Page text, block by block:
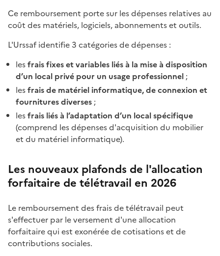
Ce remboursement porte sur les dépenses relatives au
coût des matériels, logiciels, abonnements et outils.
L'Urssaf identifie 3 catégories de dépenses :
lesfrais fixes et variables liés à la mise à disposition
d’un local privé pour un usage professionnel ;
lesfrais de matériel informatique, de connexion et
fournitures diverses ;
lesfrais liés à l’adaptation d’un local spécifique
(comprend les dépenses d'acquisition du mobilier
et du matériel informatique).
Les nouveaux plafonds de l'allocation
forfaitaire de télétravail en 2026
Le remboursement des frais de télétravail peut
s'effectuer par le versement d'une allocation
forfaitaire qui est exonérée de cotisations et de
contributions sociales.